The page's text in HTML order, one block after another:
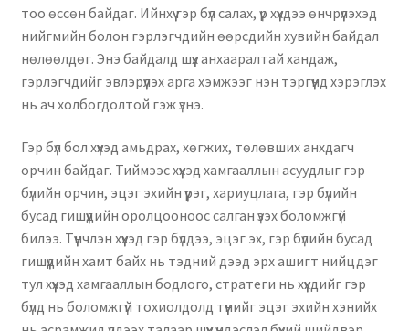
тоо өссөн байдаг. Ийнхүү гэр бүл салах, үр хүүхдээ өнчрүүлэхэд
нийгмийн болон гэрлэгчдийн өөрсдийн хувийн байдал
нөлөөлдөг. Энэ байдалд шүүх анхааралтай хандаж,
гэрлэгчдийг эвлэрүүлэх арга хэмжээг нэн тэргүүнд хэрэглэх
нь ач холбогдолтой гэж үзнэ.
Гэр бүл бол хүүхэд амьдрах, хөгжих, төлөвших анхдагч
орчин байдаг. Тиймээс хүүхэд хамгааллын асуудлыг гэр
бүлийн орчин, эцэг эхийн үүрэг, хариуцлага, гэр бүлийн
бусад гишүүдийн оролцооноос салган үзэх боломжгүй
билээ. Түүнчлэн хүүхэд гэр бүлдээ, эцэг эх, гэр бүлийн бусад
гишүүдийн хамт байх нь тэдний дээд эрх ашигт нийцдэг
тул хүүхэд хамгааллын бодлого, стратеги нь хүүхдийг гэр
бүлд нь боломжгүй тохиолдолд түүнийг эцэг эхийн хэнийх